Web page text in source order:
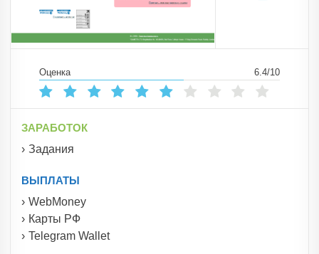
Оценка 6.4/10
ЗАРАБОТОК
Задания
ВЫПЛАТЫ
WebMoney
Карты РФ
Telegram Wallet